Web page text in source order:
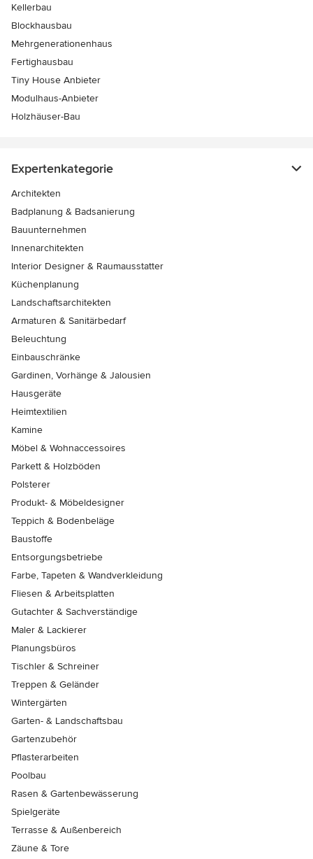
Kellerbau
Blockhausbau
Mehrgenerationenhaus
Fertighausbau
Tiny House Anbieter
Modulhaus-Anbieter
Holzhäuser-Bau
Expertenkategorie
Architekten
Badplanung & Badsanierung
Bauunternehmen
Innenarchitekten
Interior Designer & Raumausstatter
Küchenplanung
Landschaftsarchitekten
Armaturen & Sanitärbedarf
Beleuchtung
Einbauschränke
Gardinen, Vorhänge & Jalousien
Hausgeräte
Heimtextilien
Kamine
Möbel & Wohnaccessoires
Parkett & Holzböden
Polsterer
Produkt- & Möbeldesigner
Teppich & Bodenbeläge
Baustoffe
Entsorgungsbetriebe
Farbe, Tapeten & Wandverkleidung
Fliesen & Arbeitsplatten
Gutachter & Sachverständige
Maler & Lackierer
Planungsbüros
Tischler & Schreiner
Treppen & Geländer
Wintergärten
Garten- & Landschaftsbau
Gartenzubehör
Pflasterarbeiten
Poolbau
Rasen & Gartenbewässerung
Spielgeräte
Terrasse & Außenbereich
Zäune & Tore